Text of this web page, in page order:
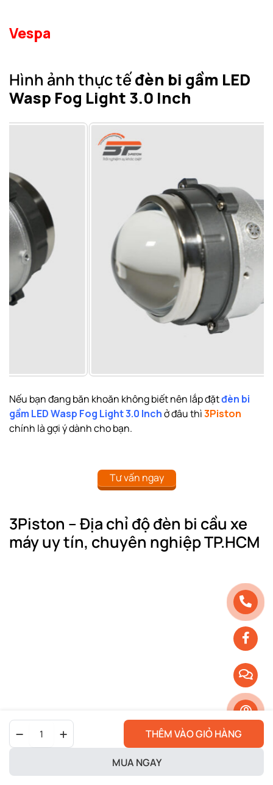
gầm
THÊM VÀO GIỎ HÀNG
MUA NGAY
Vespa
Hình ảnh thực tếđèn bi gầm LED
Wasp Fog Light 3.0 Inch
Nếu bạn đang băn khoăn không biết nên lắp đặtđèn bi
gầm LED Wasp Fog Light 3.0 Inchở đâu thì3Piston
chính là gợi ý dành cho bạn.
Tư vấn ngay
3Piston – Địa chỉ độ đèn bi cầu xe
máy uy tín, chuyên nghiệp TP.HCM
3Pistonlà địa chỉ hàng đầu tại TP.HCM cung cấp và lắp
đặt đèn bi cầu cho xe máy.
Với nhiều năm kinh nghiệm và đội ngũ kỹ thuật viên
chuyên nghiệp